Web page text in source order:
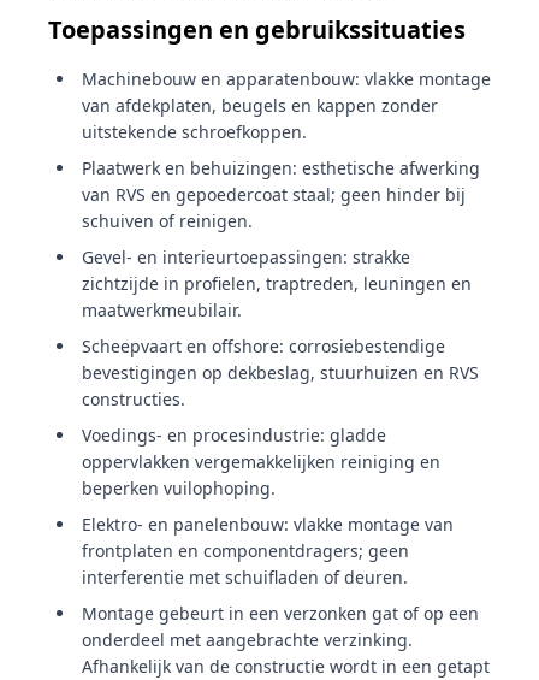
Toepassingen en gebruikssituaties
Machinebouw en apparatenbouw: vlakke montage
van afdekplaten, beugels en kappen zonder
uitstekende schroefkoppen.
Plaatwerk en behuizingen: esthetische afwerking
van RVS en gepoedercoat staal; geen hinder bij
schuiven of reinigen.
Gevel- en interieurtoepassingen: strakke
zichtzijde in profielen, traptreden, leuningen en
maatwerkmeubilair.
Scheepvaart en offshore: corrosiebestendige
bevestigingen op dekbeslag, stuurhuizen en RVS
constructies.
Voedings- en procesindustrie: gladde
oppervlakken vergemakkelijken reiniging en
beperken vuilophoping.
Elektro- en panelenbouw: vlakke montage van
frontplaten en componentdragers; geen
interferentie met schuifladen of deuren.
Montage gebeurt in een verzonken gat of op een
onderdeel met aangebrachte verzinking.
Afhankelijk van de constructie wordt in een getapt